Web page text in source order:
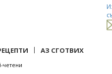
| АЗ СГОТВИХ
четени